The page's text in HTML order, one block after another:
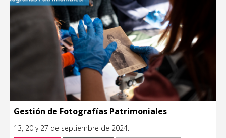
Gestión de Fotografías Patrimoniales
13, 20 y 27 de septiembre de 2024.